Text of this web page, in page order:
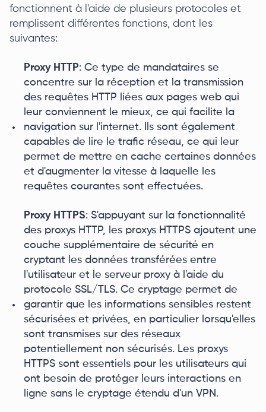
fonctionnent à l'aide de plusieurs protocoles et
remplissent différentes fonctions, dont les
suivantes:
Proxy HTTP: Ce type de mandataires se
concentre sur la réception et la transmission
des requêtes HTTP liées aux pages web qui
leur conviennent le mieux, ce qui facilite la
navigation sur l'internet. Ils sont également
capables de lire le trafic réseau, ce qui leur
permet de mettre en cache certaines données
et d'augmenter la vitesse à laquelle les
requêtes courantes sont effectuées.
Proxy HTTPS: S'appuyant sur la fonctionnalité
des proxys HTTP, les proxys HTTPS ajoutent une
couche supplémentaire de sécurité en
cryptant les données transférées entre
l'utilisateur et le serveur proxy à l'aide du
protocole SSL/TLS. Ce cryptage permet de
garantir que les informations sensibles restent
sécurisées et privées, en particulier lorsqu'elles
sont transmises sur des réseaux
potentiellement non sécurisés. Les proxys
HTTPS sont essentiels pour les utilisateurs qui
ont besoin de protéger leurs interactions en
ligne sans le cryptage étendu d'un VPN.